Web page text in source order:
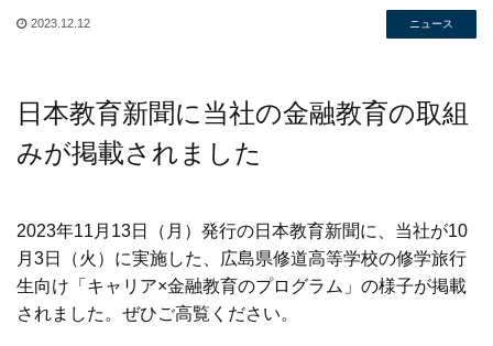
2023.12.12 ニュース
日本教育新聞に当社の金融教育の取組
みが掲載されました
2023年11月13日（月）発行の日本教育新聞に、当社が10
月3日（火）に実施した、広島県修道高等学校の修学旅行
生向け「キャリア×金融教育のプログラム」の様子が掲載
されました。ぜひご高覧ください。